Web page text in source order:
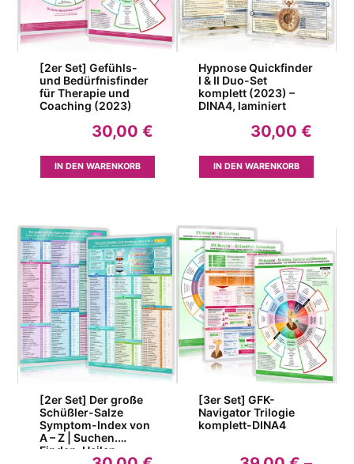
[2er Set] Gefühls-
und Bedürfnisfinder
für Therapie und
Coaching (2023)
30,00 €
IN DEN WARENKORB
Hypnose Quickfinder
I & II Duo-Set
komplett (2023) –
DINA4, laminiert
30,00€
IN DEN WARENKORB
[2er Set] Der große
Schüßler-Salze
Symptom-Index von
A – Z | Suchen.
Finden. Heilen. –
[3er Set] GFK-
Navigator Trilogie
komplett-DINA4